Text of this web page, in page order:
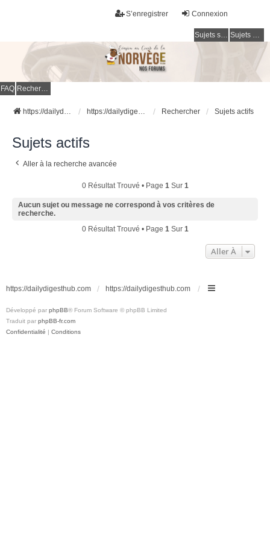
Connexion
S’enregistrer
Sujets sans réponse Sujets actifs
FAQ Rechercher
https://dailydigesthub.com https://dailydigesthub.com Rechercher Sujets actifs
Sujets actifs
Aller à la recherche avancée
0 Résultat Trouvé • Page 1Sur 1
Aucun sujet ou message ne correspond à vos critères de
recherche.
0 Résultat Trouvé • Page 1Sur 1
Aller À
https://dailydigesthub.com https://dailydigesthub.com
Développé par phpBB® Forum Software © phpBB Limited
Traduit par phpBB-fr.com
Confidentialité | Conditions